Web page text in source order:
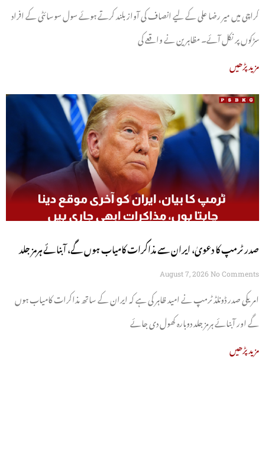
کراچی میں میر رضا علی کے لیے انصاف کی آواز بلند کرتے ہوئے سول سوسائٹی کے افراد
سڑکوں پر نکل آئے۔ مظاہرین نے واقعے کی
مزید پڑھیں
صدر ٹرمپ کا دعویٰ، ایران سے مذاکرات کامیاب ہوں گے، آبنائے ہرمز جلد
کھل جائے گی
August 7, 2026 No Comments
امریکی صدر ڈونلڈ ٹرمپ نے امید ظاہر کی ہے کہ ایران کے ساتھ مذاکرات کامیاب ہوں
گے اور آبنائے ہرمز جلد دوبارہ کھول دی جائے
مزید پڑھیں